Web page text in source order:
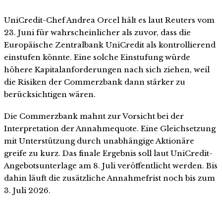
UniCredit-Chef Andrea Orcel hält es laut Reuters vom
23. Juni für wahrscheinlicher als zuvor, dass die
Europäische Zentralbank UniCredit als kontrollierend
einstufen könnte. Eine solche Einstufung würde
höhere Kapitalanforderungen nach sich ziehen, weil
die Risiken der Commerzbank dann stärker zu
berücksichtigen wären.
Die Commerzbank mahnt zur Vorsicht bei der
Interpretation der Annahmequote. Eine Gleichsetzung
mit Unterstützung durch unabhängige Aktionäre
greife zu kurz. Das finale Ergebnis soll laut UniCredit-
Angebotsunterlage am 8. Juli veröffentlicht werden. Bis
dahin läuft die zusätzliche Annahmefrist noch bis zum
3. Juli 2026.